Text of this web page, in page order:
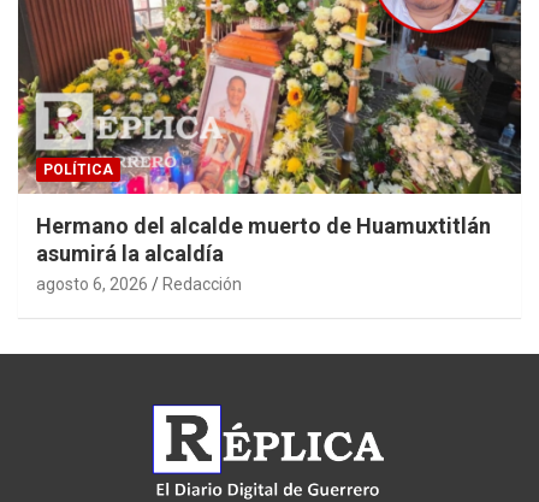
POLÍTICA
Hermano del alcalde muerto de Huamuxtitlán
asumirá la alcaldía
agosto 6, 2026 Redacción